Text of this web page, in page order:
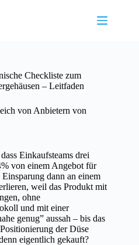
Checkliste zum
– Leitfaden
von Anbietern von
Einkaufsteams drei
von einem Angebot für
dann an einem
weil das Produkt mit
ohne
und mit einer
genug” aussah – bis das
der Düse
eigentlich gekauft?